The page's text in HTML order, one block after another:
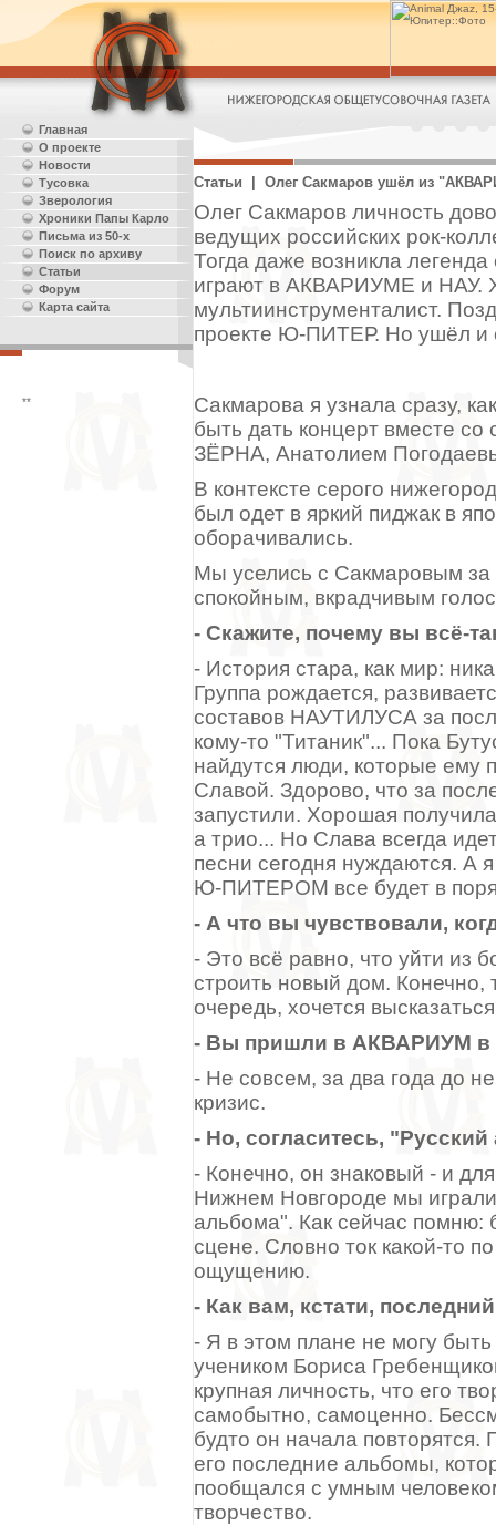
Главная
О проекте
Новости
Тусовка
Зверология
Хроники Папы Карло
Письма из 50-х
Поиск по архиву
Статьи
Форум
Карта сайта
**
Статьи | Олег Сакмаров ушёл из
Олег Сакмаров личность
ведущих российских рок-
Тогда даже возникла
играют в АКВАРИУМЕ и НАУ.
мультиинструменталист.
проекте Ю-ПИТЕР. Но ушёл и
Сакмарова я узнала сразу,
быть дать концерт вместе
ЗЁРНА, Анатолием
В контексте серого
был одет в яркий пиджак в
оборачивались.
Мы уселись с Сакмаровым за
спокойным, вкрадчивым
- Скажите, почему вы всё-
- История стара, как мир:
Группа рождается,
составов НАУТИЛУСА за
кому-то "Титаник"... Пока
найдутся люди, которые ему
Славой. Здорово, что за
запустили. Хорошая
а трио... Но Слава всегда
песни сегодня нуждаются. А
Ю-ПИТЕРОМ все будет в
- А что вы чувствовали,
- Это всё равно, что уйти из
строить новый дом.
очередь, хочется
- Вы пришли в АКВАРИУМ в
- Не совсем, за два года до
кризис.
- Но, согласитесь,
- Конечно, он знаковый - и
Нижнем Новгороде мы играли
альбома". Как сейчас помню:
сцене. Словно ток какой-то
ощущению.
- Как вам, кстати,
- Я в этом плане не могу
учеником Бориса
крупная личность, что его
самобытно, самоценно.
будто он начала
его последние альбомы,
пообщался с умным
творчество.